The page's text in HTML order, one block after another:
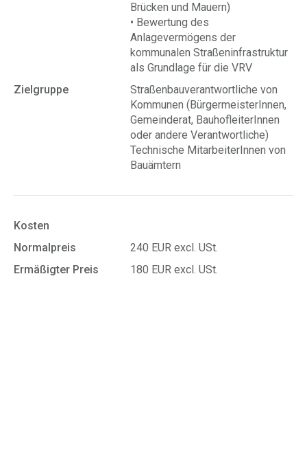
Brücken und Mauern)
• Bewertung des
Anlagevermögens der
kommunalen Straßeninfrastruktur
als Grundlage für die VRV
Zielgruppe
Straßenbauverantwortliche von
Kommunen (BürgermeisterInnen,
Gemeinderat, BauhofleiterInnen
oder andere Verantwortliche)
Technische MitarbeiterInnen von
Bauämtern
Kosten
Normalpreis
240 EUR excl. USt.
Ermäßigter Preis
180 EUR excl. USt.